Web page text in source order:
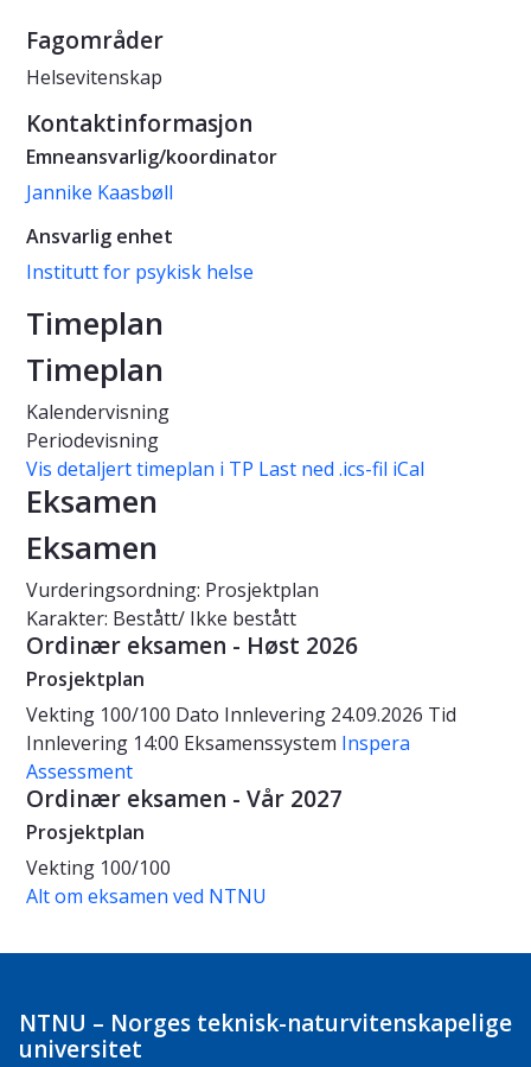
Fagområder
Helsevitenskap
Kontaktinformasjon
Emneansvarlig/koordinator
Jannike Kaasbøll
Ansvarlig enhet
Institutt for psykisk helse
Timeplan
Timeplan
Kalendervisning
Periodevisning
Vis detaljert timeplan i TP Last ned .ics-fil iCal
Eksamen
Eksamen
Vurderingsordning: Prosjektplan
Karakter: Bestått/ Ikke bestått
Ordinær eksamen - Høst 2026
Prosjektplan
Vekting 100/100 Dato Innlevering 24.09.2026 Tid
Innlevering 14:00 Eksamenssystem Inspera
Assessment
Ordinær eksamen - Vår 2027
Prosjektplan
Vekting 100/100
Alt om eksamen ved NTNU
NTNU – Norges teknisk-naturvitenskapelige
universitet